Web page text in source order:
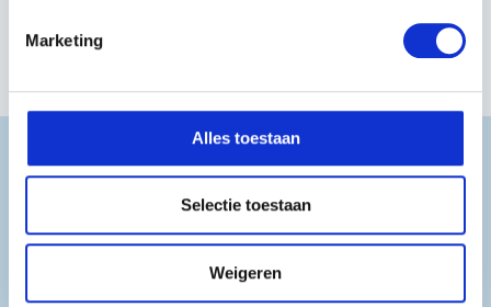
Marketing
Alles toestaan
Selectie toestaan
Weigeren
GERELATEERDE
PRODUCTEN